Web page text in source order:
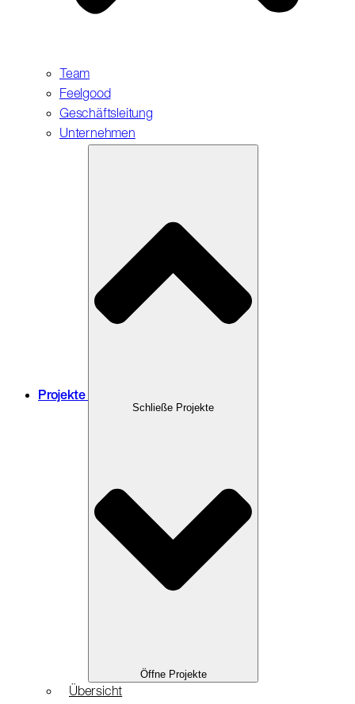
Team
Feelgood
Geschäftsleitung
Unternehmen
Projekte
Schließe Projekte
Öffne Projekte
Übersicht